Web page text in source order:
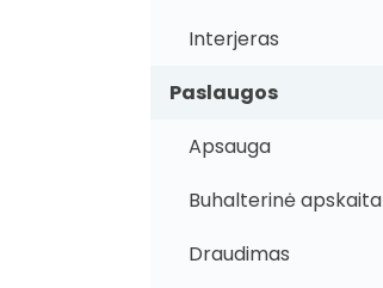
Interjeras
Paslaugos
Apsauga
Buhalterinė apskaita
Draudimas